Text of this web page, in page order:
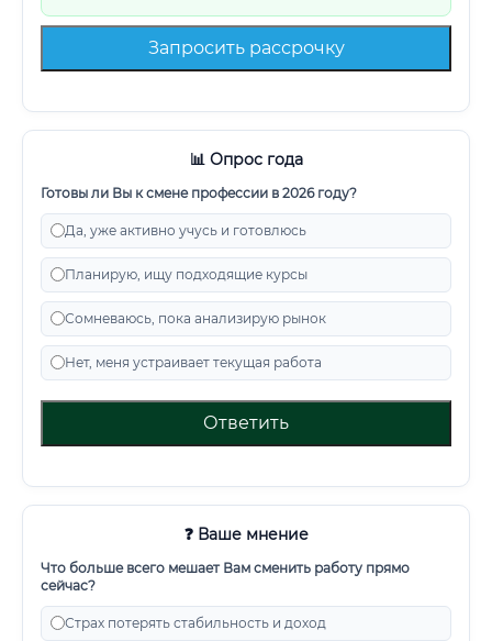
Запросить рассрочку
📊 Опрос года
Готовы ли Вы к смене профессии в 2026 году?
Да, уже активно учусь и готовлюсь
Планирую, ищу подходящие курсы
Сомневаюсь, пока анализирую рынок
Нет, меня устраивает текущая работа
Ответить
❓ Ваше мнение
Что больше всего мешает Вам сменить работу прямо
сейчас?
Страх потерять стабильность и доход